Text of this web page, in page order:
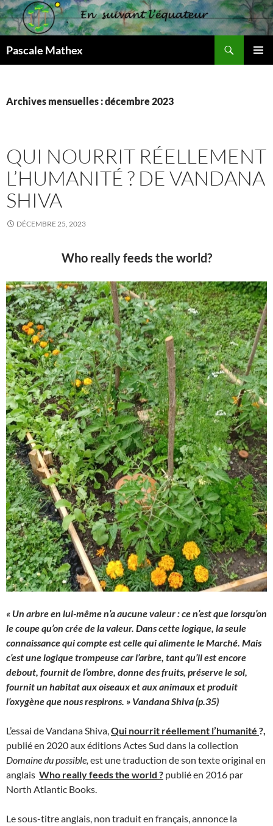
Aller
au
contenu
Pascale Mathex
Archives mensuelles : décembre 2023
QUI NOURRIT RÉELLEMENT
L’HUMANITÉ ? DE VANDANA
SHIVA
DÉCEMBRE 25, 2023
Who really feeds the world?
« Un arbre en lui-même n’a aucune valeur : ce n’est que lorsqu’on
le coupe qu’on crée de la valeur. Dans cette logique, la seule
connaissance qui compte est celle qui alimente le Marché. Mais
c’est une logique trompeuse car l’arbre, tant qu’il est encore
debout, fournit de l’ombre, donne des fruits, préserve le sol,
fournit un habitat aux oiseaux et aux animaux et produit
l’oxygène que nous respirons. » Vandana Shiva (p.35)
L’essai de Vandana Shiva,Qui nourrit réellement l’humanité ?,
publié en 2020 aux éditions Actes Sud dans la collection
Domaine du possible, est une traduction de son texte original en
anglais Who really feeds the world ? publié en 2016 par
North Atlantic Books.
Le sous-titre anglais, non traduit en français, annonce la